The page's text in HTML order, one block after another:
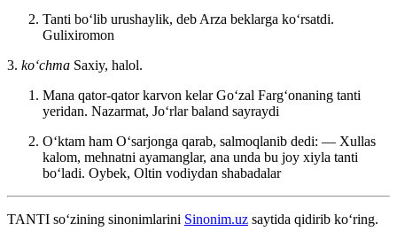
Tanti boʻlib urushaylik, deb Arza beklarga koʻrsatdi.
Gulixiromon
3. koʻchma Saxiy, halol.
Mana qator-qator karvon kelar Goʻzal Fargʻonaning tanti
yeridan. Nazarmat, Joʻrlar baland sayraydi
Oʻktam ham Oʻsarjonga qarab, salmoqlanib dedi: — Xullas
kalom, mehnatni ayamanglar, ana unda bu joy xiyla tanti
boʻladi. Oybek, Oltin vodiydan shabadalar
TANTI so‘zining sinonimlarini Sinonim.uz saytida qidirib ko‘ring.